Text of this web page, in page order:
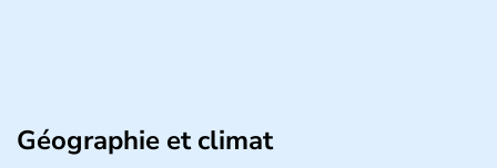
Géographie et climat